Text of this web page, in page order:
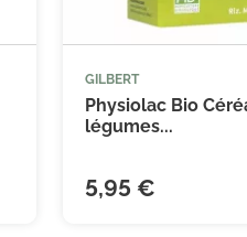

GILBERT
Physiolac Bio
légumes...
5,95 €